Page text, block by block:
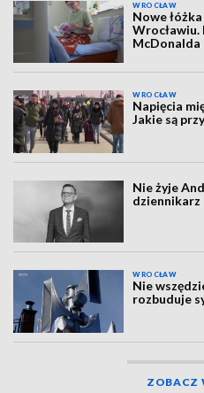
WROCŁAW
Nowe
Wrocławiu.
McDonalda
WROCŁAW
Napięcia
Jakie są
Nie żyje
dziennikarz
WROCŁAW
Nie
rozbuduje
ZOBACZ